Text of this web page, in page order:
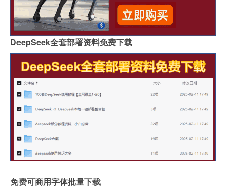
DeepSeek全套部署资料免费下载
免费可商用字体批量下载